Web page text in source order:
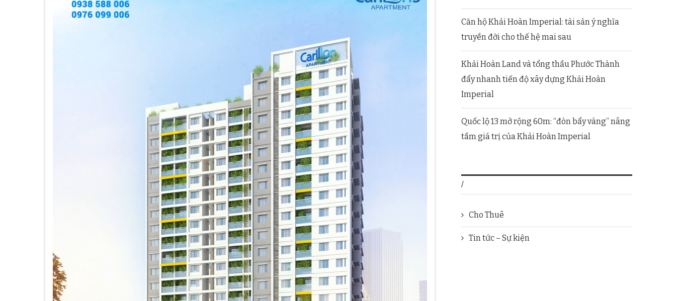
Căn hộ Khải Hoàn Imperial: tài sản ý nghĩa
truyền đời cho thế hệ mai sau
Khải Hoàn Land và tổng thầu Phước Thành
đẩy nhanh tiến độ xây dựng Khải Hoàn
Imperial
Quốc lộ 13 mở rộng 60m: “đòn bẩy vàng” nâng
tầm giá trị của Khải Hoàn Imperial
/
Cho Thuê
Tin tức – Sự kiện